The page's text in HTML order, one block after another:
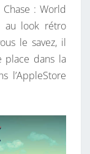
: World
au look rétro
le savez, il
place dans la
l’AppleStore